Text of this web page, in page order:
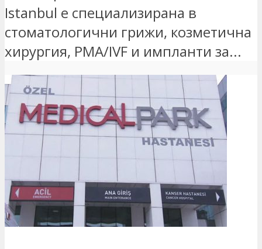
Istanbul е специализирана в
стоматологични грижи, козметична
хирургия, PMA/IVF и импланти за...